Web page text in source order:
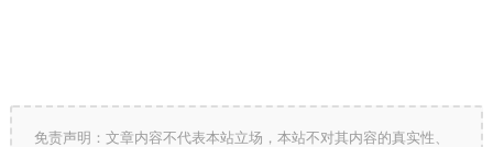
免责声明：文章内容不代表本站立场，本站不对其内容的真实性、